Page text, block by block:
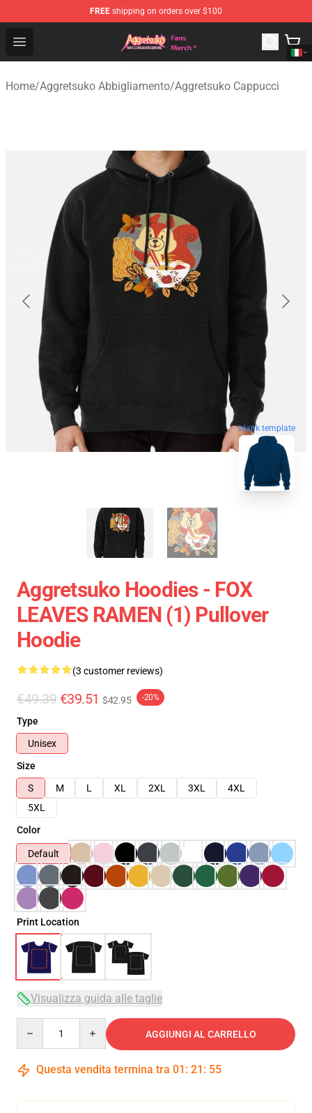
FREE shipping on orders over $100
Open menu
Aggretsuko Store - Official Aggretsuko Merchandise
Home/Aggretsuko Abbigliamento/Aggretsuko Cappucci
blank template
Aggretsuko Hoodies - FOX
LEAVES RAMEN (1) Pullover
Hoodie
(3 customer reviews)
€49.39 €39.51 $42.95 -20%
Type
Unisex
Size
S
M L XL 2XL 3XL
4XL
5XL
Color
Default
Print Location
Visualizza guida alle taglie
AGGIUNGI AL CARRELLO
Questa vendita termina tra 01 : 21 : 54